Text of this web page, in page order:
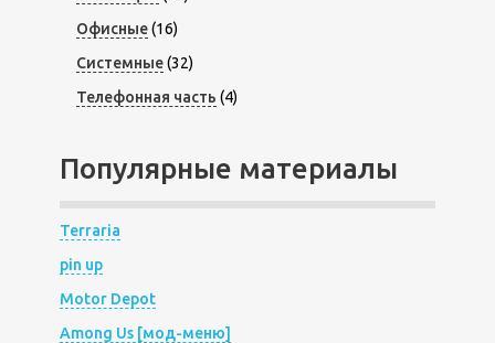
Офисные(16)
Системные(32)
Телефонная часть (4)
Популярные материалы
Terraria
pin up
Motor Depot
Among Us [мод-меню]